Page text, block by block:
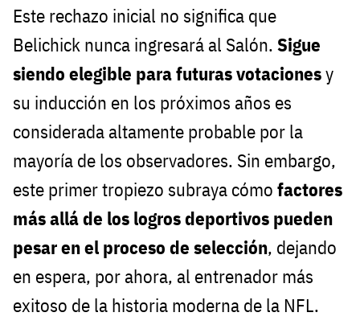
Este rechazo inicial no significa que
Belichick nunca ingresará al Salón. Sigue
siendo elegible para futuras votacionesy
su inducción en los próximos años es
considerada altamente probable por la
mayoría de los observadores. Sin embargo,
este primer tropiezo subraya cómo factores
más allá de los logros deportivos pueden
pesar en el proceso de selección, dejando
en espera, por ahora, al entrenador más
exitoso de la historia moderna de la NFL.